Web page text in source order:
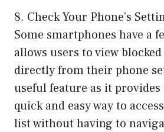
8. Check Your Phone’s
Some smartphones have a
allows users to view
directly from their phone
useful feature as it provides
quick and easy way to
list without having to